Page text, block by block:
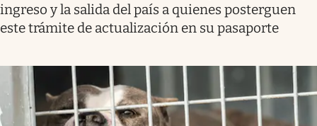
ingreso y la salida del país a quienes posterguen
este trámite de actualización en su pasaporte